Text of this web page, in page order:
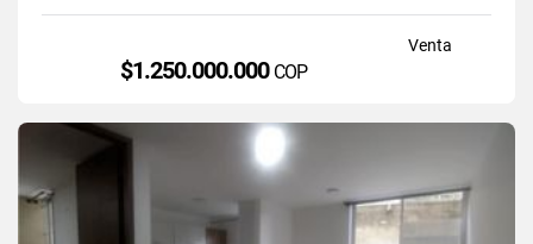
Venta
$1.250.000.000 COP